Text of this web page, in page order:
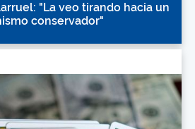
"La veo tirando hacia un
conservador"